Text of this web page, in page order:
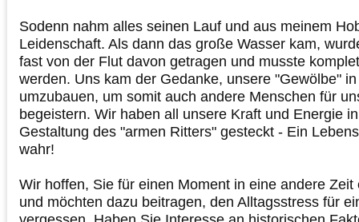
Sodenn nahm alles seinen Lauf und aus meinem
Leidenschaft. Als dann das große Wasser kam,
fast von der Flut davon getragen und musste
werden. Uns kam der Gedanke, unsere "Gewölbe"
umzubauen, um somit auch andere Menschen für
begeistern. Wir haben all unsere Kraft und Energie
Gestaltung des "armen Ritters" gesteckt - Ein
wahr!
Wir hoffen, Sie für einen Moment in eine andere
und möchten dazu beitragen, den Alltagsstress für